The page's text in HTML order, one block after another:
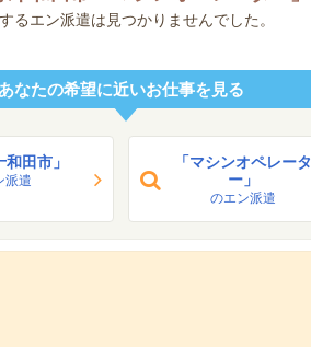
るエン派遣は見つかりませんでした。
あなたの希望に近いお仕事を見る
和田市」
派遣
「マシンオペレータ
ー」
のエン派遣